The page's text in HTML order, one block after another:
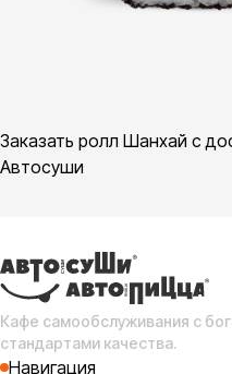
Заказать ролл Шанхай с
Автосуши
Кафе самообслуживания с
стандартами качества.
Навигация